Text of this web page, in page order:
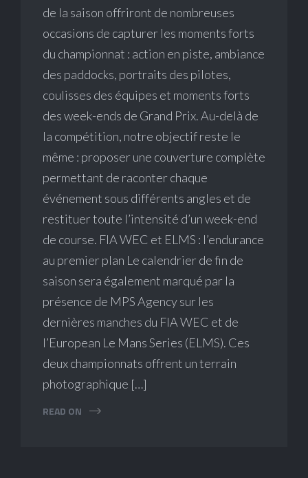
de la saison offriront de nombreuses
occasions de capturer les moments forts
du championnat : action en piste, ambiance
des paddocks, portraits des pilotes,
coulisses des équipes et moments forts
des week-ends de Grand Prix. Au-delà de
la compétition, notre objectif reste le
même : proposer une couverture complète
permettant de raconter chaque
événement sous différents angles et de
restituer toute l’intensité d’un week-end
de course. FIA WEC et ELMS : l’endurance
au premier plan Le calendrier de fin de
saison sera également marqué par la
présence de MPS Agency sur les
dernières manches du FIA WEC et de
l’European Le Mans Series (ELMS). Ces
deux championnats offrent un terrain
photographique […]
READ ON